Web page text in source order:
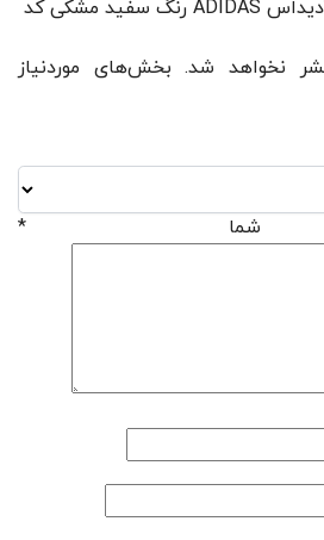
کتانی لژدار مردانه مدل آدیداس ADIDAS رنگ سفید مشکی کد
نخواهد شد. بخش‌های موردنیاز
شما *